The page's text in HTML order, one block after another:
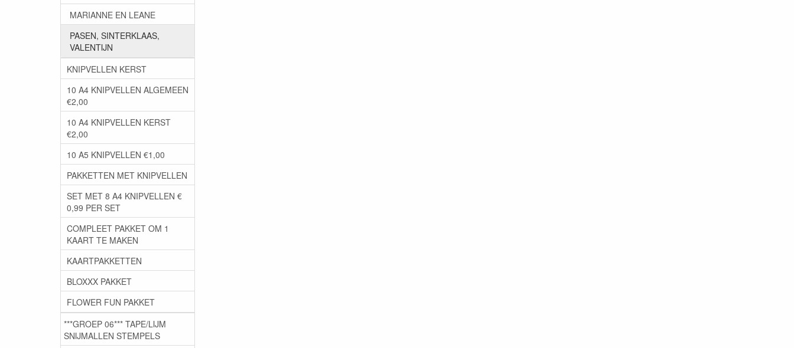
MARIANNE EN LEANE
PASEN, SINTERKLAAS,
VALENTIJN
KNIPVELLEN KERST
10 A4 KNIPVELLEN ALGEMEEN
€2,00
10 A4 KNIPVELLEN KERST
€2,00
10 A5 KNIPVELLEN €1,00
PAKKETTEN MET KNIPVELLEN
SET MET 8 A4 KNIPVELLEN €
0,99 PER SET
COMPLEET PAKKET OM 1
KAART TE MAKEN
KAARTPAKKETTEN
BLOXXX PAKKET
FLOWER FUN PAKKET
***GROEP 06*** TAPE/LIJM
SNIJMALLEN STEMPELS